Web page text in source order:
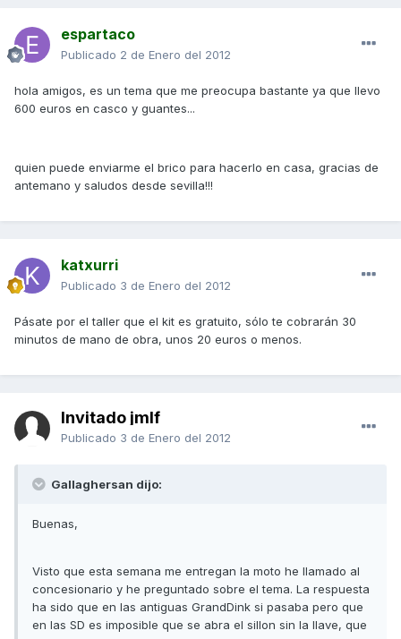
espartaco
Publicado 2 de Enero del 2012
hola amigos, es un tema que me preocupa bastante ya que llevo
600 euros en casco y guantes...
quien puede enviarme el brico para hacerlo en casa, gracias de
antemano y saludos desde sevilla!!!
katxurri
Publicado 3 de Enero del 2012
Pásate por el taller que el kit es gratuito, sólo te cobrarán 30
minutos de mano de obra, unos 20 euros o menos.
Invitado jmlf
Publicado 3 de Enero del 2012
Gallaghersan dijo:
Buenas,
Visto que esta semana me entregan la moto he llamado al
concesionario y he preguntado sobre el tema. La respuesta
ha sido que en las antiguas GrandDink si pasaba pero que
en las SD es imposible que se abra el sillon sin la llave, que